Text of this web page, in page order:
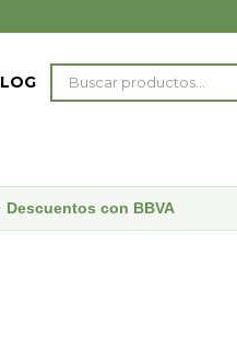
Descuentos con BBVA